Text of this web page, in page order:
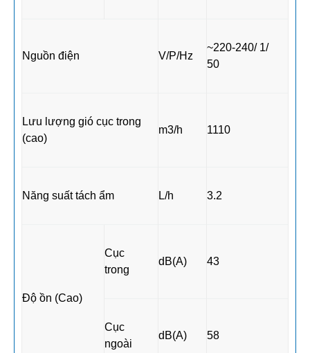
Nguồn điện V/P/Hz
~220-240/ 1/
50
Lưu lượng gió cục trong
(cao)
m3/h 1110
Năng suất tách ẩm L/h 3.2
Độ ồn (Cao)
Cục
trong
dB(A) 43
Cục
ngoài
dB(A) 58